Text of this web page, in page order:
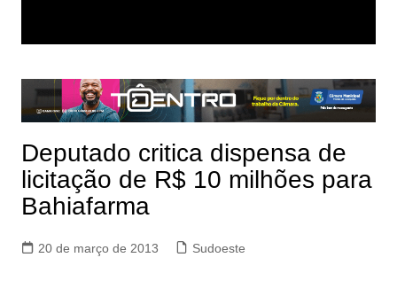
Deputado critica dispensa de
licitação de R$ 10 milhões para
Bahiafarma
20 de março de 2013 Sudoeste